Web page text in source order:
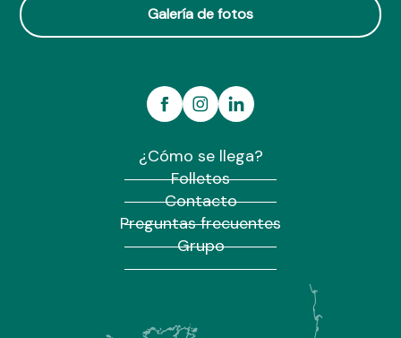
Galería de fotos
¿Cómo se llega?
Folletos
Contacto
Preguntas frecuentes
Grupo